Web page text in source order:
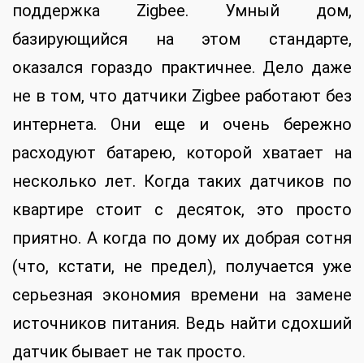
поддержка Zigbee. Умный дом,
базирующийся на этом стандарте,
оказался гораздо практичнее. Дело даже
не в том, что датчики Zigbee работают без
интернета. Они еще и очень бережно
расходуют батарею, которой хватает на
несколько лет. Когда таких датчиков по
квартире стоит с десяток, это просто
приятно. А когда по дому их добрая сотня
(что, кстати, не предел), получается уже
серьезная экономия времени на замене
источников питания. Ведь найти сдохший
датчик бывает не так просто.